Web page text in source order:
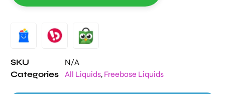
SKU
N/A
Categories
All Liquids, Freebase Liquids